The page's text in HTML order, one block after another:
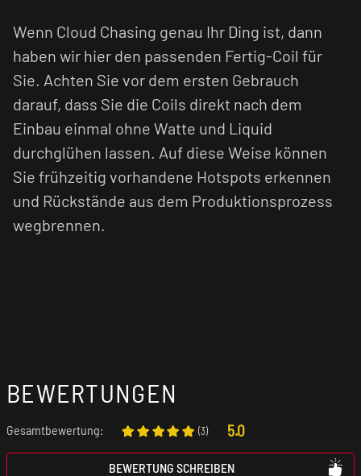
Wenn Cloud Chasing genau Ihr Ding ist, dann
haben wir hier den passenden Fertig-Coil für
Sie. Achten Sie vor dem ersten Gebrauch
darauf, dass Sie die Coils direkt nach dem
Einbau einmal ohne Watte und Liquid
durchglühen lassen. Auf diese Weise können
Sie frühzeitig vorhandene Hotspots erkennen
und Rückstände aus dem Produktionsprozess
wegbrennen.
BEWERTUNGEN
Gesamtbewertung: (3) 5.0
BEWERTUNG SCHREIBEN